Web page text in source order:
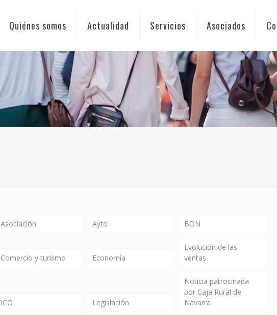
Quiénes somos Actualidad Servicios Asociados
Asociación Ayto BON
Comercio y turismo Economía
Evolución de las
ventas
ICO Legislación
Noticia patrocinada
por Caja Rural de
Navarra